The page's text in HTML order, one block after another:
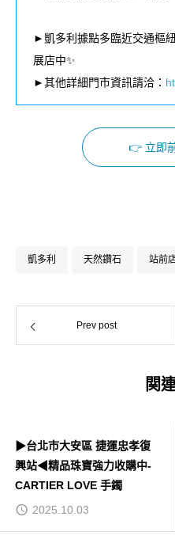
►凱多利據點多臨近交通樞
展店中✨
►其他詳細門市資訊請洽：
👉 立即
凱多利 天然鑽石 站前
Prev post
関
▶台北市大安區 捷運忠孝復
興站◀精品珠寶強力收購中-
CARTIER LOVE 手鐲
2025.10.03